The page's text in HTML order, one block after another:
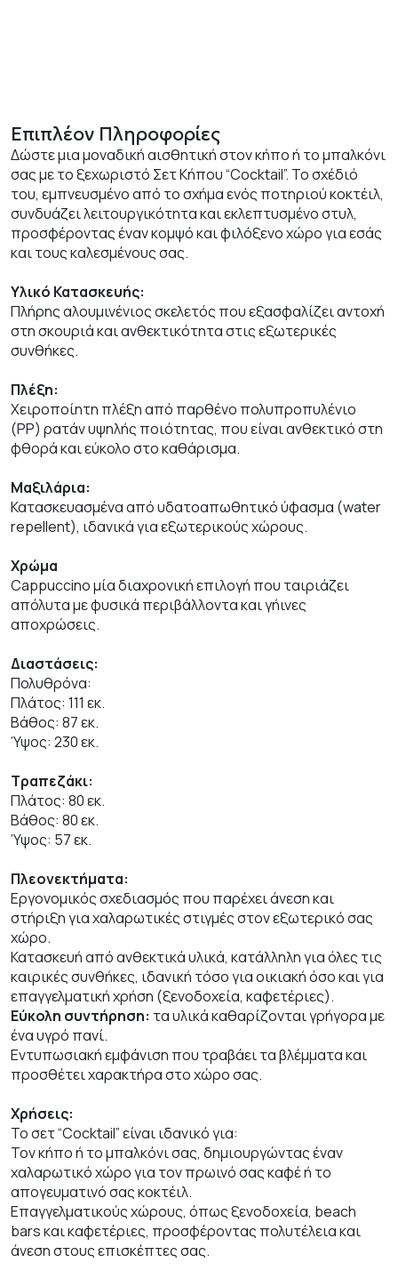
Επιπλέον Πληροφορίες
Δώστε μια μοναδική αισθητική στον κήπο ή το μπαλκόνι
σας με το ξεχωριστό Σετ Κήπου “Cocktail”. Το σχέδιό
του, εμπνευσμένο από το σχήμα ενός ποτηριού κοκτέιλ,
συνδυάζει λειτουργικότητα και εκλεπτυσμένο στυλ,
προσφέροντας έναν κομψό και φιλόξενο χώρο για εσάς
και τους καλεσμένους σας.
Υλικό Κατασκευής:
Πλήρης αλουμινένιος σκελετός που εξασφαλίζει αντοχή
στη σκουριά και ανθεκτικότητα στις εξωτερικές
συνθήκες.
Πλέξη:
Χειροποίητη πλέξη από παρθένο πολυπροπυλένιο
(PP) ρατάν υψηλής ποιότητας, που είναι ανθεκτικό στη
φθορά και εύκολο στο καθάρισμα.
Μαξιλάρια:
Κατασκευασμένα από υδατοαπωθητικό ύφασμα (water
repellent), ιδανικά για εξωτερικούς χώρους.
Χρώμα
Cappuccino μία διαχρονική επιλογή που ταιριάζει
απόλυτα με φυσικά περιβάλλοντα και γήινες
αποχρώσεις.
Διαστάσεις:
Πολυθρόνα:
Πλάτος: 111 εκ.
Βάθος: 87 εκ.
Ύψος: 230 εκ.
Τραπεζάκι:
Πλάτος: 80 εκ.
Βάθος: 80 εκ.
Ύψος: 57 εκ.
Πλεονεκτήματα:
Εργονομικός σχεδιασμός που παρέχει άνεση και
στήριξη για χαλαρωτικές στιγμές στον εξωτερικό σας
χώρο.
Κατασκευή από ανθεκτικά υλικά, κατάλληλη για όλες τις
καιρικές συνθήκες, ιδανική τόσο για οικιακή όσο και για
επαγγελματική χρήση (ξενοδοχεία, καφετέριες).
Εύκολη συντήρηση: τα υλικά καθαρίζονται γρήγορα με
ένα υγρό πανί.
Εντυπωσιακή εμφάνιση που τραβάει τα βλέμματα και
προσθέτει χαρακτήρα στο χώρο σας.
Χρήσεις:
Το σετ “Cocktail” είναι ιδανικό για:
Τον κήπο ή το μπαλκόνι σας, δημιουργώντας έναν
χαλαρωτικό χώρο για τον πρωινό σας καφέ ή το
απογευματινό σας κοκτέιλ.
Επαγγελματικούς χώρους, όπως ξενοδοχεία, beach
bars και καφετέριες, προσφέροντας πολυτέλεια και
άνεση στους επισκέπτες σας.